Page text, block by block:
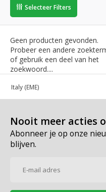
Selecteer Filters
Geen producten gevonden.
Probeer een andere
of gebruik een deel van het
zoekwoord....
in Italy (EME)
Nooit meer acties
Abonneer je op onze
blijven.